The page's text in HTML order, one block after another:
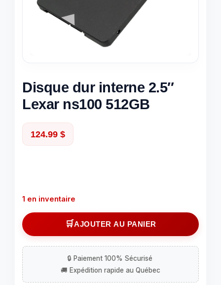
Disque dur interne 2.5″
Lexar ns100 512GB
124.99 $
1 en inventaire
quantité
de
dur
interne
2.5"
AJOUTER AU PANIER